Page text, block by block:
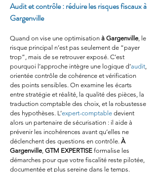
Audit et contrôle : réduire les risques fiscaux à
Gargenville
Quand on vise une optimisation à Gargenville, le
risque principal n’est pas seulement de “payer
trop”, mais de se retrouver exposé. C’est
pourquoi l’approche intègre une logique d’audit,
orientée contrôle de cohérence et vérification
des points sensibles. On examine les écarts
entre stratégie et réalité, la qualité des pièces, la
traduction comptable des choix, et la robustesse
des hypothèses. L’expert-comptable devient
alors un partenaire de sécurisation : il aide à
prévenir les incohérences avant qu’elles ne
déclenchent des questions en contrôle. À
Gargenville, GTM EXPERTISE formalise les
démarches pour que votre fiscalité reste pilotée,
documentée et plus sereine dans le temps.